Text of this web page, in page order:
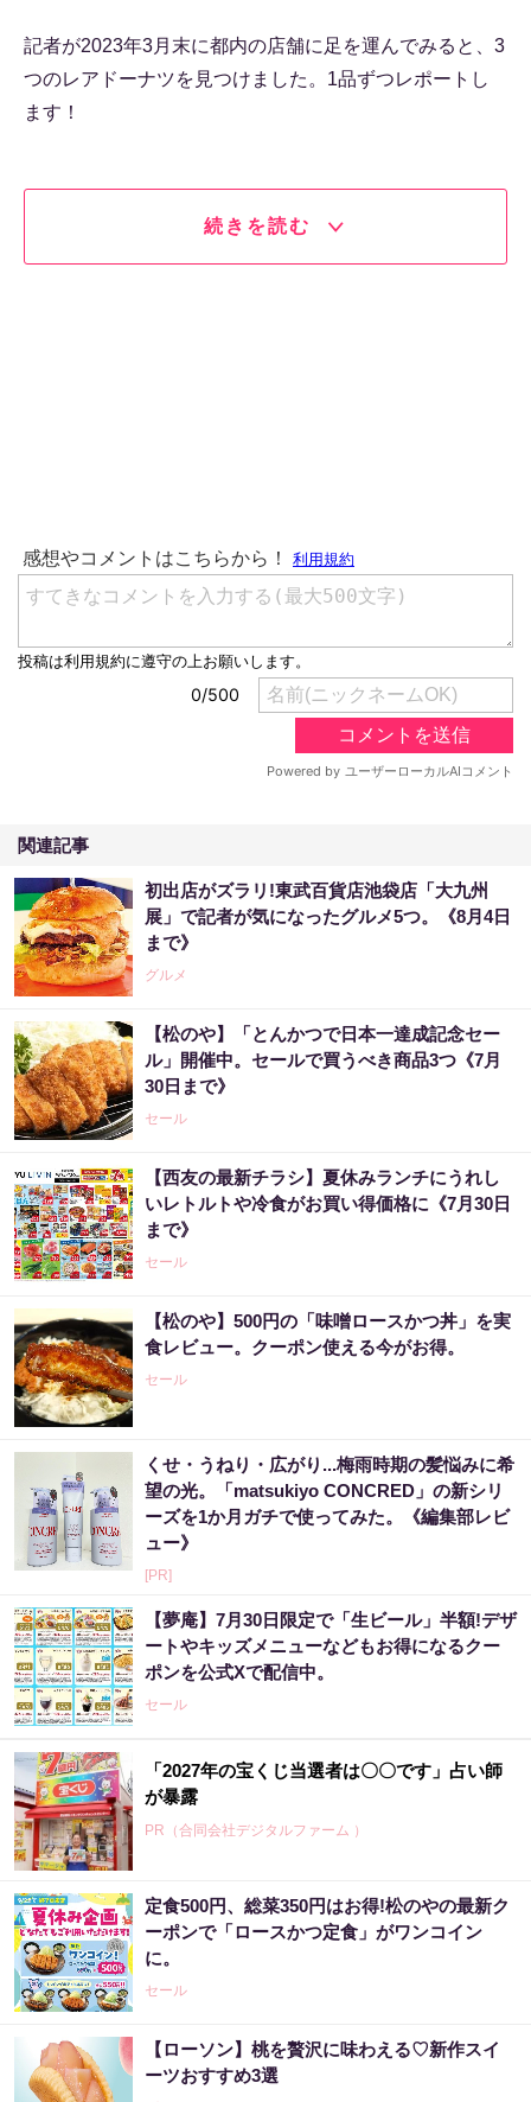
記者が2023年3月末に都内の店舗に足を運んでみると、3
つのレアドーナツを見つけました。1品ずつレポートし
ます！
続きを読む
関連記事
初出店がズラリ!東武百貨店池袋店「大九州
展」で記者が気になったグルメ5つ。《8月4日
まで》
グルメ
【松のや】「とんかつで日本一達成記念セー
ル」開催中。セールで買うべき商品3つ《7月
30日まで》
セール
【西友の最新チラシ】夏休みランチにうれし
いレトルトや冷食がお買い得価格に《7月30日
まで》
セール
【松のや】500円の「味噌ロースかつ丼」を実
食レビュー。クーポン使える今がお得。
セール
くせ・うねり・広がり...梅雨時期の髪悩みに希
望の光。「matsukiyo CONCRED」の新シリ
ーズを1か月ガチで使ってみた。《編集部レビ
ュー》
[PR]
【夢庵】7月30日限定で「生ビール」半額!デザ
ートやキッズメニューなどもお得になるクー
ポンを公式Xで配信中。
セール
「2027年の宝くじ当選者は〇〇です」占い師
が暴露
PR（合同会社デジタルファーム ）
宝くじ当たる人だけが気づいている違い
【宝くじの裏技】当たる側に回るか、このま
まか
定食500円、総菜350円はお得!松のやの最新ク
ーポンで「ロースかつ定食」がワンコイン
に。
セール
【ローソン】桃を贅沢に味わえる♡新作スイ
ーツおすすめ3選